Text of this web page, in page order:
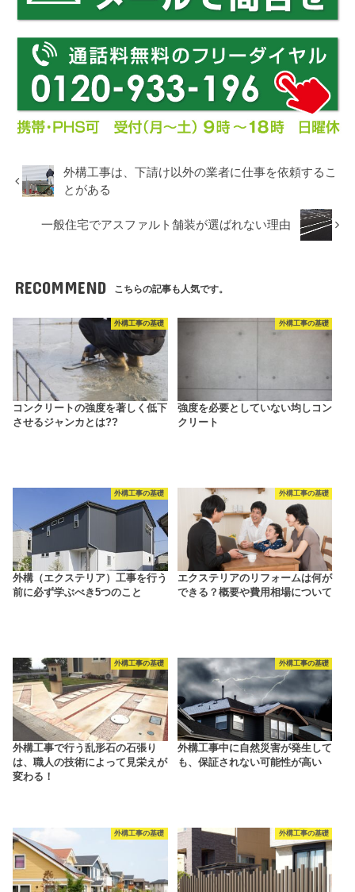
外構工事は、下請け以外の業者に仕事を依頼するこ
とがある
一般住宅でアスファルト舗装が選ばれない理由
RECOMMEND こちらの記事も人気です。
外構工事の基礎
コンクリートの強度を著しく低下
させるジャンカとは??
外構工事の基礎
強度を必要としていない均しコン
クリート
外構工事の基礎
外構（エクステリア）工事を行う
前に必ず学ぶべき5つのこと
外構工事の基礎
エクステリアのリフォームは何が
できる？概要や費用相場について
外構工事の基礎
外構工事で行う乱形石の石張り
は、職人の技術によって見栄えが
変わる！
外構工事の基礎
外構工事中に自然災害が発生して
も、保証されない可能性が高い
外構工事の基礎 外構工事の基礎